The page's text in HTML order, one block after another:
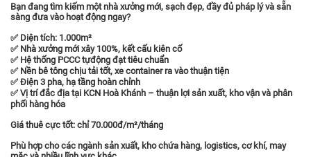
Bạn đang tìm kiếm một nhà xưởng mới, sạch đẹp, đầyđủ pháp lý và sẵn
sàng đưa vào hoạtđộng ngay?
✅ Diện tích: 1.000m²
✅ Nhà xưởng mới xây 100%, kết cấu kiên cố
✅ Hệ thống PCCC tựđộng đạt tiêu chuẩn
✅ Nền bê tông chịu tải tốt, xe container ra vào thuận tiện
✅ Điện 3 pha, hạ tầng hoàn chỉnh
✅ Vị tríđắc địa tại KCN Hoà Khánh – thuận lợi sản xuất, kho vận và phân
phối hàng hóa
Giá thuê cực tốt: chỉ70.000đ/m²/tháng
Phù hợp cho các ngành sản xuất, kho chứa hàng, logistics, cơkhí, may